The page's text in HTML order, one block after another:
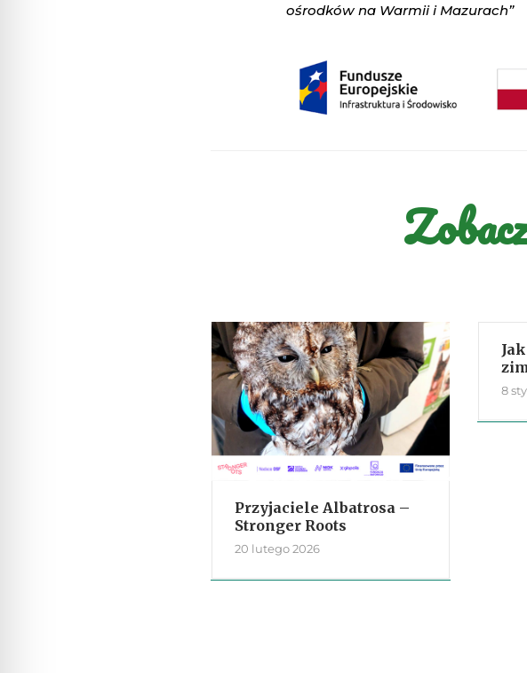
ośrodków na Warmii i Mazurach”
Przyjaciele Albatrosa –
Stronger Roots
20 lutego 2026
8